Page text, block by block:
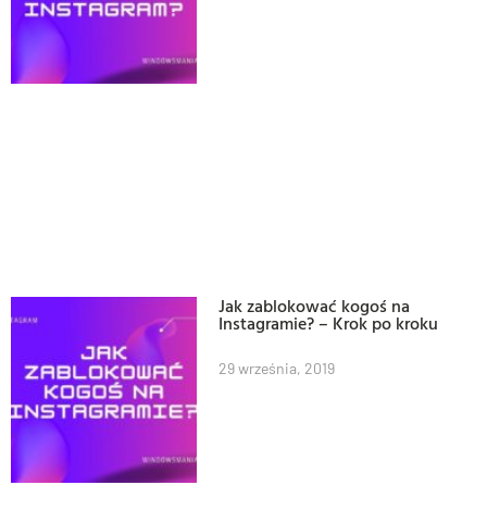
Jak zablokować kogoś na
Instagramie? – Krok po kroku
29 września, 2019